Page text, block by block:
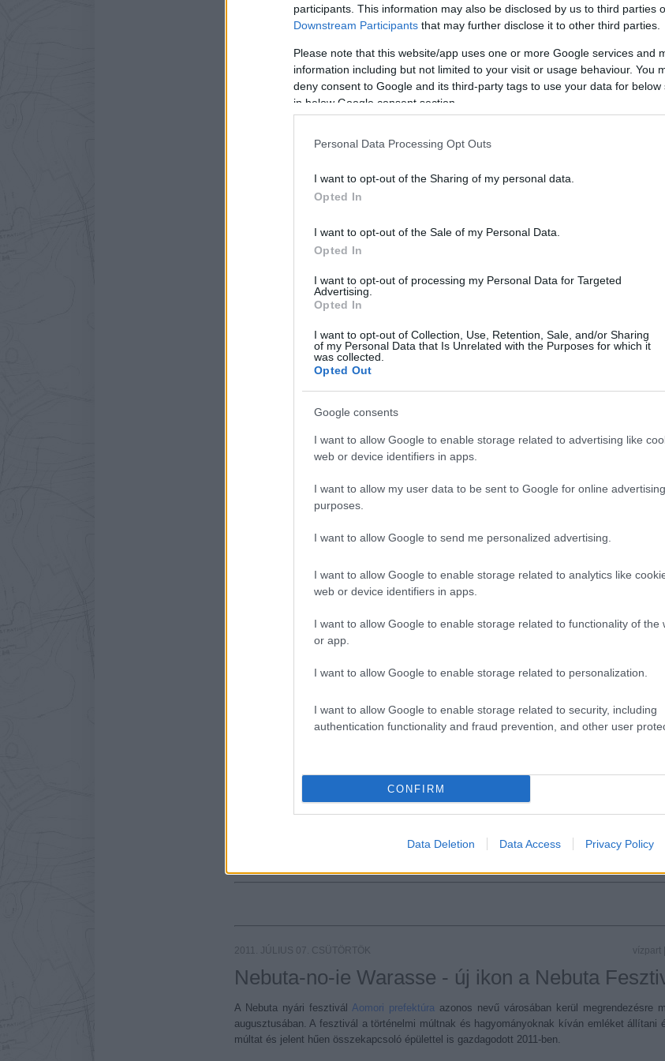
participants. This information may also be disclosed by us to third parties
Downstream Participants that may further disclose it to other third parties.
Please note that this website/app uses one or more Google services and
information including but not limited to your visit or usage behaviour. You
deny consent to Google and its third-party tags to use your data for below
in below Google consent section.
Personal Data Processing Opt Outs
I want to opt-out of the Sharing of my personal data.
Opted In
I want to opt-out of the Sale of my Personal Data.
Opted In
I want to opt-out of processing my Personal Data for Targeted
Advertising.
Opted In
I want to opt-out of Collection, Use, Retention, Sale, and/or Sharing
of my Personal Data that Is Unrelated with the Purposes for which it
was collected.
Opted Out
Google consents
I want to allow Google to enable storage related to advertising like
web or device identifiers in apps.
I want to allow my user data to be sent to Google for online advertising
purposes.
I want to allow Google to send me personalized advertising.
I want to allow Google to enable storage related to analytics like
web or device identifiers in apps.
I want to allow Google to enable storage related to functionality of the
or app.
I want to allow Google to enable storage related to personalization.
I want to allow Google to enable storage related to security, including
authentication functionality and fraud prevention, and other user
CONFIRM
Data Deletion Data Access Privacy Policy
A halászfalu, melynek öble tényleg vérvörös
Tetszik
2013. MÁRCIUS 22. PÉNTEK vízpart
A fa, amely túlélte a cunamit
alkalmából most nem sokkoló statisztikákat hoztunk, hanem egy igazi
lerombolva. A tengerpart mentén álló 70 ezer fából egy élte túl a katasztrófát, mára emlékmű
19 ezer áldozat emlékműve.
Tetszik 0
2011. JÚLIUS 07. CSÜTÖRTÖK vízpart
Nebuta-no-ie Warasse - új ikon a Nebuta
A Nebuta nyári fesztivál Aomori prefektúraazonos nevű városában kerül megrendezésre
augusztusában. A fesztivál a történelmi múltnak és hagyományoknak kíván emléket állítani
múltat és jelent hűen összekapcsoló épülettel is gazdagodott 2011-ben.